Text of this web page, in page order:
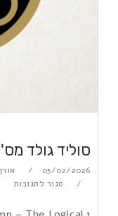
סוליד גולד מס' 203
05/02/2026
סגור לתגובות